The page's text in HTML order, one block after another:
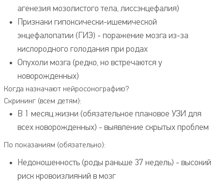
агенезия мозолистого тела, лиссэнцефалия)
Признаки гипоксически-ишемической
энцефалопатии (ГИЭ) - поражение мозга из-за
кислородного голодания при родах
Опухоли мозга (редко, но встречаются у
новорожденных)
Когда назначают нейросонографию?
Скрининг (всем детям):
В 1 месяц жизни (обязательное плановое УЗИ для
всех новорожденных) - выявление скрытых проблем
По показаниям (обязательно):
Недоношенность (роды раньше 37 недель) - высокий
риск кровоизлияний в мозг